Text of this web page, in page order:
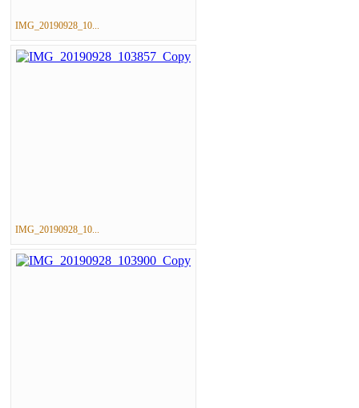
IMG_20190928_10...
IMG_20190928_10...